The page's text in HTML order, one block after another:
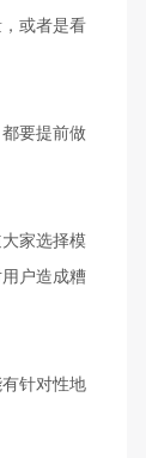
或者是看
要提前做
家选择模
户造成糟
针对性地